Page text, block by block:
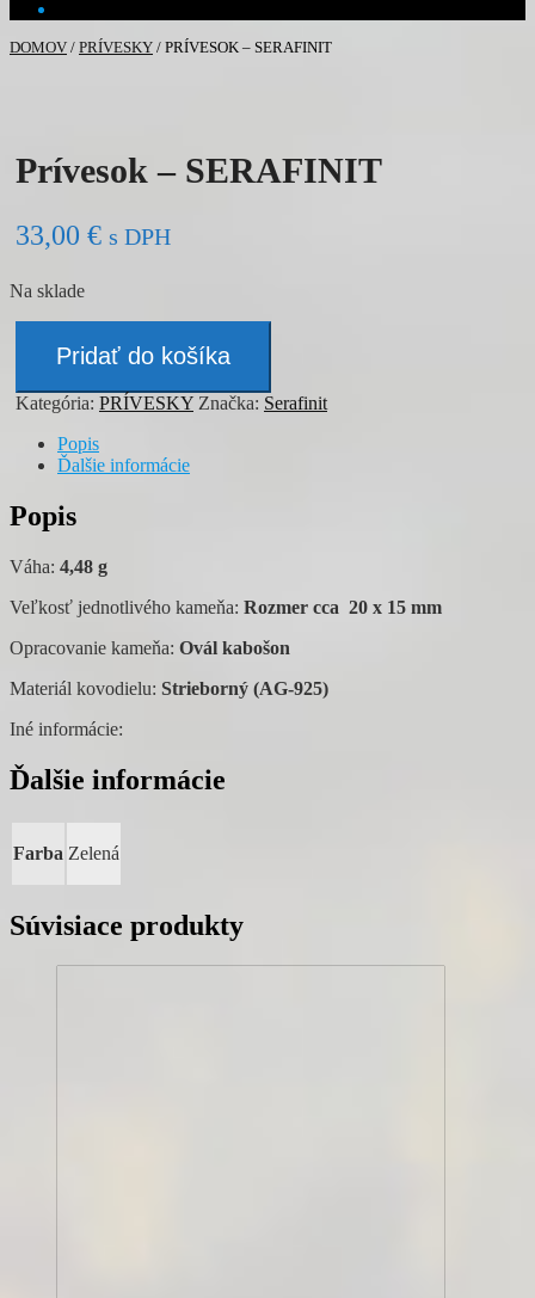
DOMOV / PRÍVESKY / PRÍVESOK – SERAFINIT
Prívesok – SERAFINIT
33,00 € s DPH
Na sklade
Prívesok
SERAFINIT
Pridať do košíka
Kategória: PRÍVESKY Značka: Serafinit
Popis
Ďalšie informácie
Popis
Váha: 4,48 g
Veľkosť jednotlivého kameňa: Rozmer cca 20 x 15 mm
Opracovanie kameňa: Ovál kabošon
Materiál kovodielu: Strieborný (AG-925)
Iné informácie:
Ďalšie informácie
Farba Zelená
Súvisiace produkty